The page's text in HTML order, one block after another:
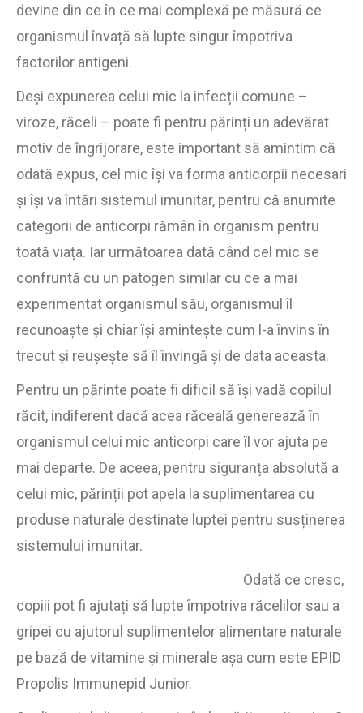
devine din ce în ce mai complexă pe măsură ce
organismul învață să lupte singur împotriva
factorilor antigeni.
Deși expunerea celui mic la infecții comune –
viroze, răceli – poate fi pentru părinți un adevărat
motiv de îngrijorare, este important să amintim că
odată expus, cel mic își va forma anticorpii necesari
și își va întări sistemul imunitar, pentru că anumite
categorii de anticorpi rămân în organism pentru
toată viața. Iar următoarea dată când cel mic se
confruntă cu un patogen similar cu ce a mai
experimentat organismul său, organismul îl
recunoaște și chiar își amintește cum l-a învins în
trecut și reușește să îl învingă și de data aceasta.
Pentru un părinte poate fi dificil să își vadă copilul
răcit, indiferent dacă acea răceală generează în
organismul celui mic anticorpi care îl vor ajuta pe
mai departe. De aceea, pentru siguranța absolută a
celui mic, părinții pot apela la suplimentarea cu
produse naturale destinate luptei pentru susținerea
sistemului imunitar.
Odată ce cresc,
copiii pot fi ajutați să lupte împotriva răcelilor sau a
gripei cu ajutorul suplimentelor alimentare naturale
pe bază de vitamine și minerale așa cum este EPID
Propolis Immunepid Junior.